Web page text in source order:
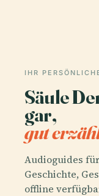
IHR
Säule
gar,
gut
Audioguides
Geschichte,
offline